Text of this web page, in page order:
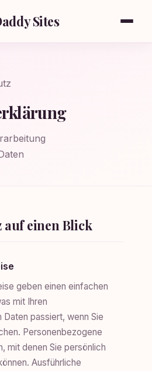
Sites
auf einen Blick
geben einen einfachen
mit Ihren
passiert, wenn Sie
Personenbezogene
mit denen Sie persönlich
Ausführliche